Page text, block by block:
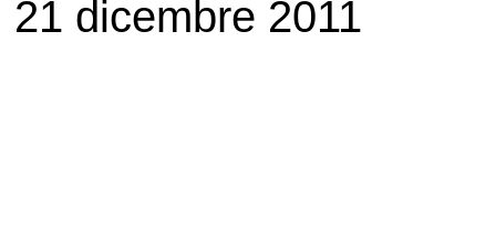
21 dicembre 2011